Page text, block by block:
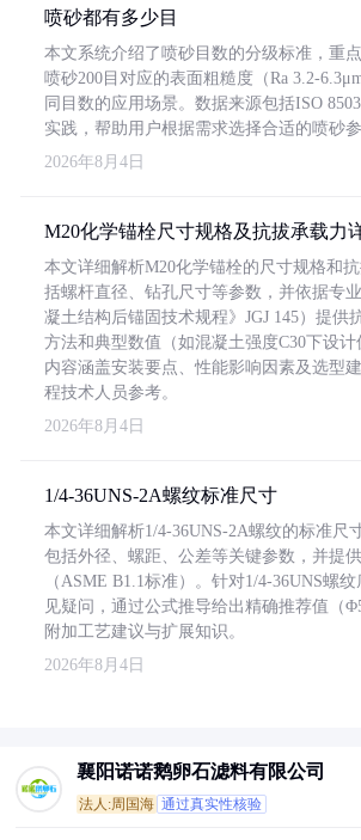
喷砂都有多少目
本文系统介绍了喷砂目数的分级标准，重
喷砂200目对应的表面粗糙度（Ra 3.2-
同目数的应用场景。数据来源包括ISO
实践，帮助用户根据需求选择合适的喷砂参
2026年8月4日
M20化学锚栓尺寸规格及抗拔承载力
本文详细解析M20化学锚栓的尺寸规格和
括螺杆直径、钻孔尺寸等参数，并依据专
凝土结构后锚固技术规程》JGJ 145）提供
方法和典型数值（如混凝土强度C30下设计
内容涵盖安装要点、性能影响因素及选型
程技术人员参考。
2026年8月4日
1/4-36UNS-2A螺纹标准尺寸
本文详细解析1/4-36UNS-2A螺纹的标准尺
包括外径、螺距、公差等关键参数，并提
（ASME B1.1标准）。针对1/4-36UNS螺
见疑问，通过公式推导给出精确推荐值（
附加工艺建议与扩展知识。
2026年8月4日
襄阳诺诺鹅卵石滤料有限公司
法人:周国海 通过真实性核验